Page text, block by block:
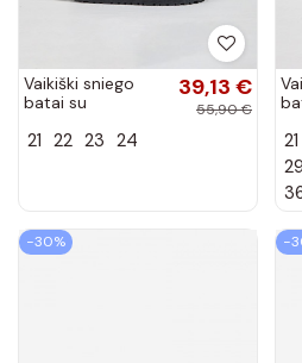
Vaikiški sniego
batai su
spalvos Gracina
39,13 €
55,90 €
21 22 23 24 21
29
−30%